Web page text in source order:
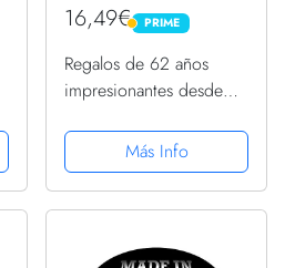
16,49€ PRIME
PRIME
Regalos de 62 años
impresionantes desde
cumpleaños PopSockets
PopGrip Intercambiable
Más Info